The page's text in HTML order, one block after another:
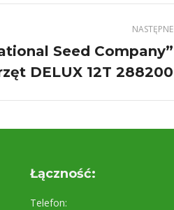
NASTĘPNE
Seed Company”
DELUX 12T 288200
Łączność:
Telefon: